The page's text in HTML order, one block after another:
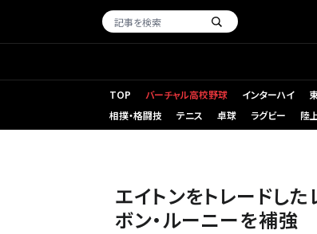
TOP バーチャル高校野球 インターハイ
相撲・格闘技
テニス 卓球 ラグビー 陸
エイトンをトレードし
ボン・ルーニーを補強